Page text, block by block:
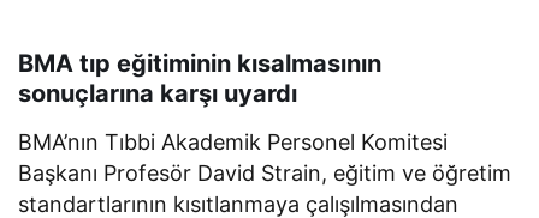
BMA tıp eğitiminin kısalmasının
sonuçlarına karşı uyardı
BMA’nın Tıbbi Akademik Personel Komitesi
Başkanı Profesör David Strain, eğitim ve öğretim
standartlarının kısıtlanmaya çalışılmasından